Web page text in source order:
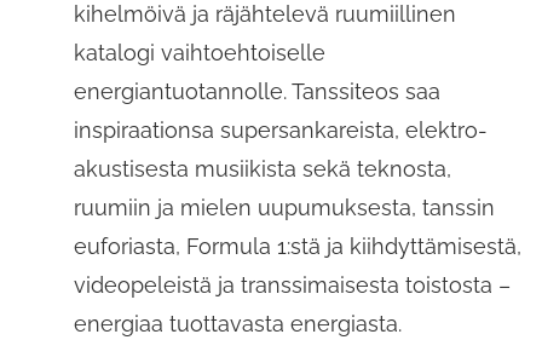
kihelmöivä ja räjähtelevä ruumiillinen
katalogi vaihtoehtoiselle
energiantuotannolle. Tanssiteos saa
inspiraationsa supersankareista, elektro-
akustisesta musiikista sekä teknosta,
ruumiin ja mielen uupumuksesta, tanssin
euforiasta, Formula 1:stä ja kiihdyttämisestä,
videopeleistä ja transsimaisesta toistosta –
energiaa tuottavasta energiasta.